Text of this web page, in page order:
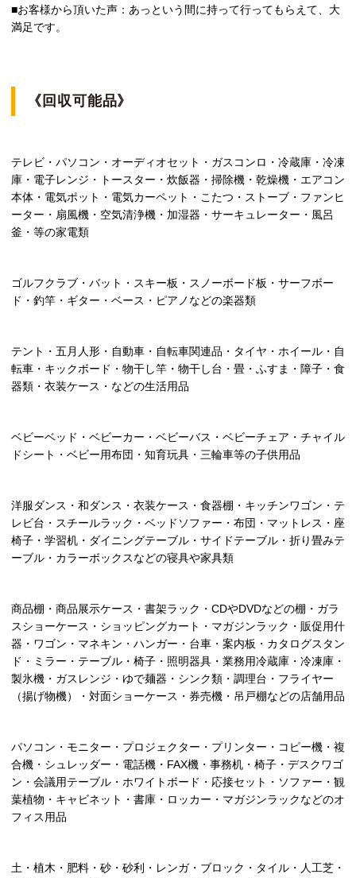
■お客様から頂いた声：あっという間に持って行ってもらえて、大
満足です。
《回収可能品》
テレビ・パソコン・オーディオセット・ガスコンロ・冷蔵庫・冷凍
庫・電子レンジ・トースター・炊飯器・掃除機・乾燥機・エアコン
本体・電気ポット・電気カーペット・こたつ・ストーブ・ファンヒ
ーター・扇風機・空気清浄機・加湿器・サーキュレーター・風呂
釜・等の家電類
ゴルフクラブ・バット・スキー板・スノーボード板・サーフボー
ド・釣竿・ギター・ベース・ピアノなどの楽器類
テント・五月人形・自動車・自転車関連品・タイヤ・ホイール・自
転車・キックボード・物干し竿・物干し台・畳・ふすま・障子・食
器類・衣装ケース・などの生活用品
ベビーベッド・ベビーカー・ベビーバス・ベビーチェア・チャイル
ドシート・ベビー用布団・知育玩具・三輪車等の子供用品
洋服ダンス・和ダンス・衣装ケース・食器棚・キッチンワゴン・テ
レビ台・スチールラック・ベッドソファー・布団・マットレス・座
椅子・学習机・ダイニングテーブル・サイドテーブル・折り畳みテ
ーブル・カラーボックスなどの寝具や家具類
商品棚・商品展示ケース・書架ラック・CDやDVDなどの棚・ガラ
スショーケース・ショッピングカート・マガジンラック・販促用什
器・ワゴン・マネキン・ハンガー・台車・案内板・カタログスタン
ド・ミラー・テーブル・椅子・照明器具・業務用冷蔵庫・冷凍庫・
製氷機・ガスレンジ・ゆで麺器・シンク類・調理台・フライヤー
（揚げ物機）・対面ショーケース・券売機・吊戸棚などの店舗用品
パソコン・モニター・プロジェクター・プリンター・コピー機・複
合機・シュレッダー・電話機・FAX機・事務机・椅子・デスクワゴ
ン・会議用テーブル・ホワイトボード・応接セット・ソファー・観
葉植物・キャビネット・書庫・ロッカー・マガジンラックなどのオ
フィス用品
土・植木・肥料・砂・砂利・レンガ・ブロック・タイル・人工芝・